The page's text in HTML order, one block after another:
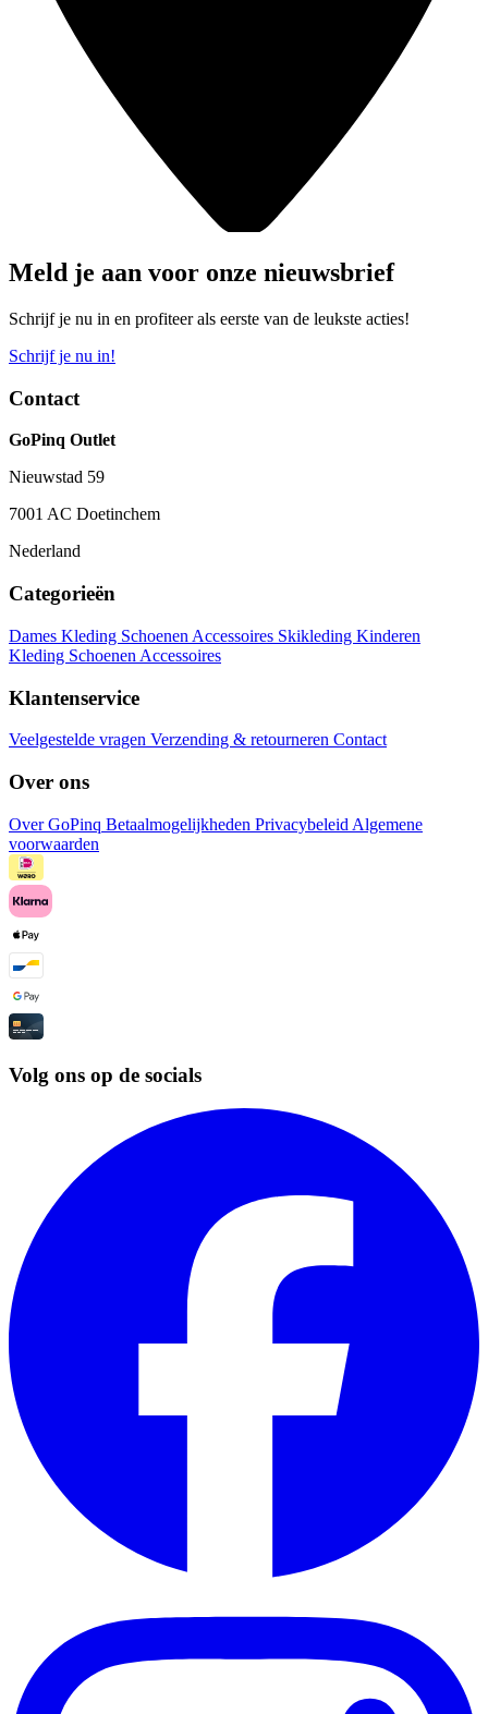
Meld je aan voor onze nieuwsbrief
Schrijf je nu in en profiteer als eerste van de leukste acties!
Schrijf je nu in!
Contact
GoPinq Outlet
Nieuwstad 59
7001 AC Doetinchem
Nederland
Categorieën
Dames Kleding Schoenen Accessoires Skikleding Kinderen
Kleding Schoenen Accessoires
Klantenservice
Veelgestelde vragen Verzending & retourneren Contact
Over ons
Over GoPinq Betaalmogelijkheden Privacybeleid Algemene
voorwaarden
Volg ons op de socials